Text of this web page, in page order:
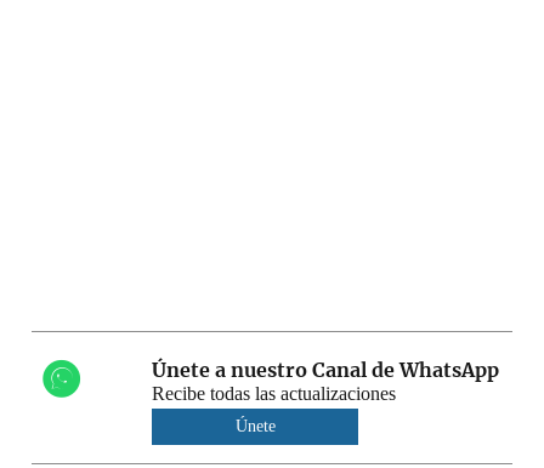
Únete a nuestro Canal de WhatsApp
Recibe todas las actualizaciones
Únete